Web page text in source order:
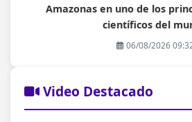
Amazonas en uno de los
científicos del
06/08/2026
Video Destacado